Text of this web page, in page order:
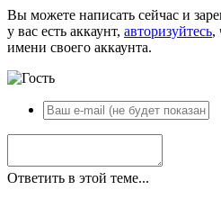
Вы можете написать сейчас и
у вас есть аккаунт, авторизуйтесь,
имени своего аккаунта.
Ответить в этой теме...